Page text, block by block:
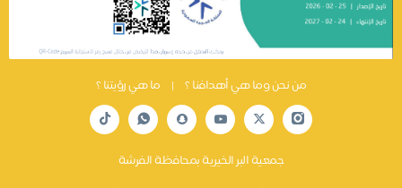
من نحن وما هي أهدافنا ؟ | ما هي رؤيتنا ؟
جمعية البر الخيرية بمحافظة الفرشة